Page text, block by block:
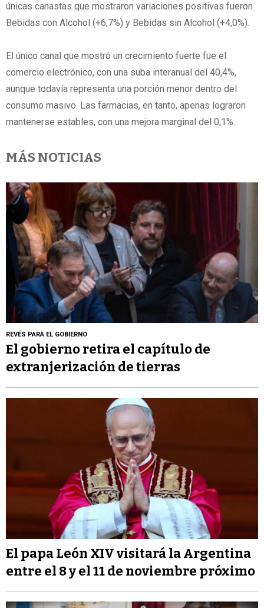
únicas canastas que mostraron variaciones positivas fueron
Bebidas con Alcohol (+6,7%) y Bebidas sin Alcohol (+4,0%).
El único canal que mostró un crecimiento fuerte fue el
comercio electrónico, con una suba interanual del 40,4%,
aunque todavía representa una porción menor dentro del
consumo masivo. Las farmacias, en tanto, apenas lograron
mantenerse estables, con una mejora marginal del 0,1%.
MÁS NOTICIAS
REVÉS PARA EL GOBIERNO
El gobierno retira el capítulo de
extranjerización de tierras
El papa León XIV visitará la Argentina
entre el 8 y el 11 de noviembre próximo